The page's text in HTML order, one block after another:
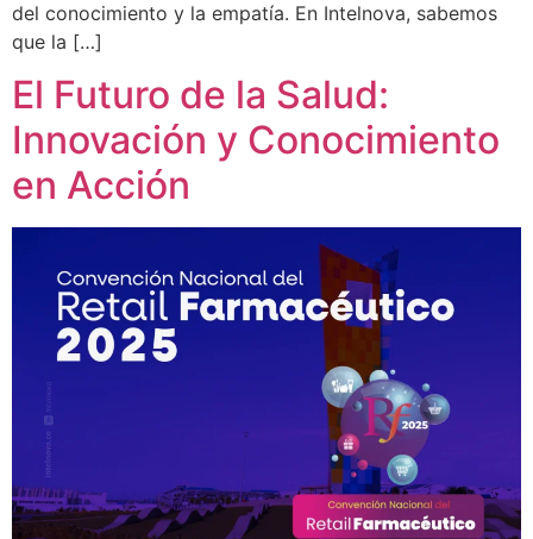
del conocimiento y la empatía. En Intelnova, sabemos
que la […]
El Futuro de la Salud:
Innovación y Conocimiento
en Acción